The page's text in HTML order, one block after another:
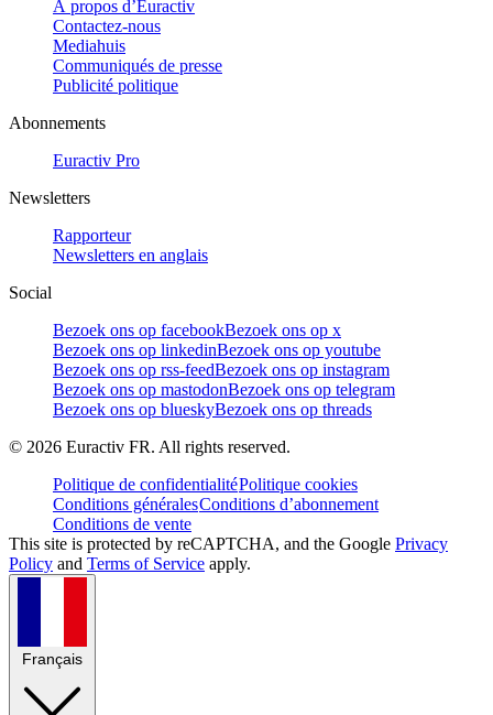
À propos d’Euractiv
Contactez-nous
Mediahuis
Communiqués de presse
Publicité politique
Abonnements
Euractiv Pro
Newsletters
Rapporteur
Newsletters en anglais
Social
Bezoek ons op facebookBezoek ons op x
Bezoek ons op linkedinBezoek ons op youtube
Bezoek ons op rss-feedBezoek ons op instagram
Bezoek ons op mastodonBezoek ons op telegram
Bezoek ons op blueskyBezoek ons op threads
© 2026 Euractiv FR. All rights reserved.
Politique de confidentialitéPolitique cookies
Conditions généralesConditions d’abonnement
Conditions de vente
This site is protected by reCAPTCHA, and the Google Privacy
Policy and Terms of Service apply.
Français